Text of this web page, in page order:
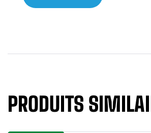
PRODUITS